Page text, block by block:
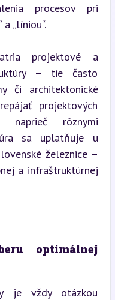
procesov pri
„líniou“.
projektové a
– tie často
či architektonické
projektových
naprieč rôznymi
sa uplatňuje u
železnice –
a infraštruktúrnej
optimálnej
je vždy otázkou